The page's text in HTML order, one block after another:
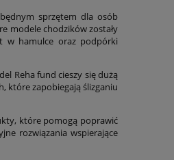
sprzętem dla osób
modele chodzików zostały
w hamulce oraz podpórki
Reha fund cieszy się dużą
które zapobiegają ślizganiu
które pomogą poprawić
rozwiązania wspierające